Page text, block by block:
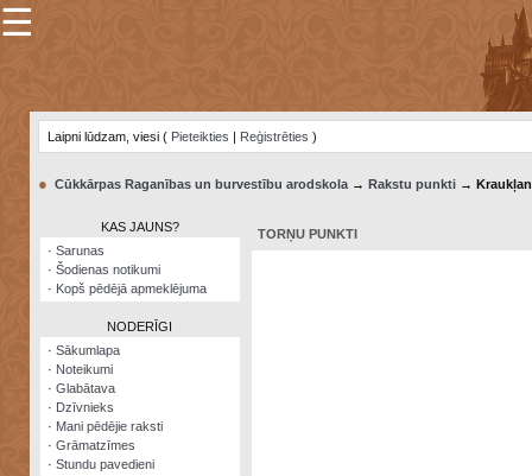
×
Šodienas
notikumi
Visatcera
almanahs
Arhīvs
☰
Laipni lūdzam, viesi ( Pieteikties | Reģistrēties )
● Cūkkārpas Raganības un burvestību arodskola→ Rakstu punkti→
KAS JAUNS?
· Sarunas
· Šodienas notikumi
· Kopš pēdējā apmeklējuma
NODERĪGI
· Sākumlapa
· Noteikumi
· Glabātava
· Dzīvnieks
· Mani pēdējie raksti
· Grāmatzīmes
· Stundu pavedieni
TORŅU PUNKTI